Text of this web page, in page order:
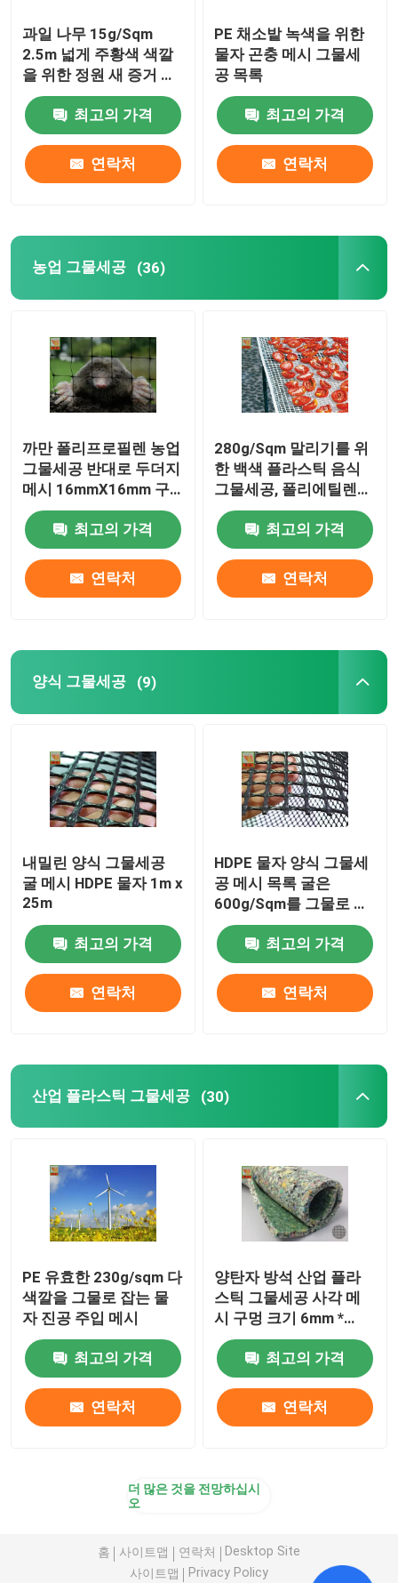
과일 나무 15g/Sqm
2.5m 넓게 주황색 색깔
을 위한 정원 새 증거 그
물세공
최고의 가격
연락처
PE 채소밭 녹색을 위한
물자 곤충 메시 그물세
공 목록
최고의 가격
연락처
농업 그물세공 (36)
까만 폴리프로필렌 농업
그물세공 반대로 두더지
메시 16mmX16mm 구
멍 크기
최고의 가격
연락처
280g/Sqm 말리기를 위
한 백색 플라스틱 음식
그물세공, 폴리에틸렌
메시 그물세공
최고의 가격
연락처
양식 그물세공 (9)
내밀린 양식 그물세공
굴 메시 HDPE 물자 1m x
25m
최고의 가격
연락처
HDPE 물자 양식 그물세
공 메시 목록 굴은
600g/Sqm를 그물로 잡
습니다
최고의 가격
연락처
산업 플라스틱 그물세공 (30)
PE 유효한 230g/sqm 다
색깔을 그물로 잡는 물
자 진공 주입 메시
최고의 가격
연락처
양탄자 방석 산업 플라
스틱 그물세공 사각 메
시 구멍 크기 6mm *
6mm 까만 색깔
최고의 가격
연락처
더 많은 것을 전망하십시
오
홈 사이트맵 연락처
Desktop Site
사이트맵
Privacy Policy